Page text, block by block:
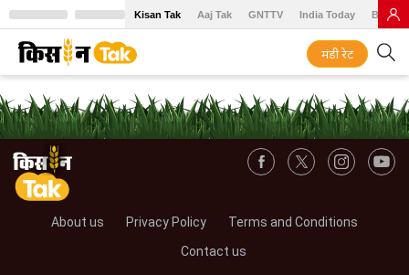
Kisan Tak Aaj Tak GNTTV India Today BT
मंडी रेट
About us Privacy Policy
Terms and Conditions
Contact us